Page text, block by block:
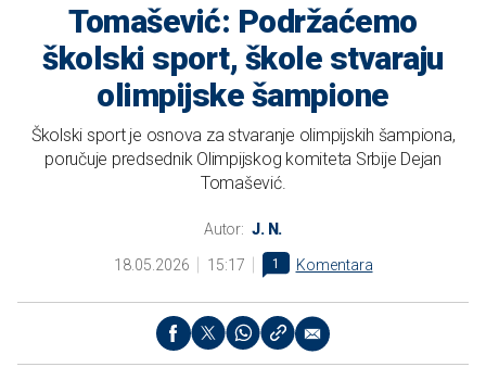
Tomašević: Podržaćemo
školski sport, škole stvaraju
olimpijske šampione
Školski sport je osnova za stvaranje olimpijskih šampiona,
poručuje predsednik Olimpijskog komiteta Srbije Dejan
Tomašević.
Autor: J. N.
18.05.2026 15:17 1 Komentara